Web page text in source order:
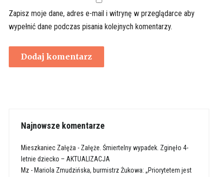
Zapisz moje dane, adres e-mail i witrynę w przeglądarce aby
wypełnić dane podczas pisania kolejnych komentarzy.
Najnowsze komentarze
Mieszkaniec Załęża - Załęże. Śmiertelny wypadek. Zginęło 4-
letnie dziecko – AKTUALIZACJA
Mz - Mariola Zmudzińska, burmistrz Żukowa: „Priorytetem jest